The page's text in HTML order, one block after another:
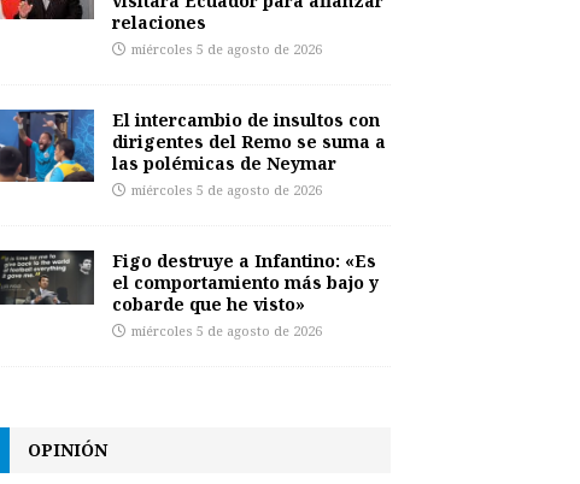
relaciones
miércoles 5 de agosto de 2026
El intercambio de insultos con
dirigentes del Remo se suma a
las polémicas de Neymar
miércoles 5 de agosto de 2026
Figo destruye a Infantino: «Es
el comportamiento más bajo y
cobarde que he visto»
miércoles 5 de agosto de 2026
OPINIÓN